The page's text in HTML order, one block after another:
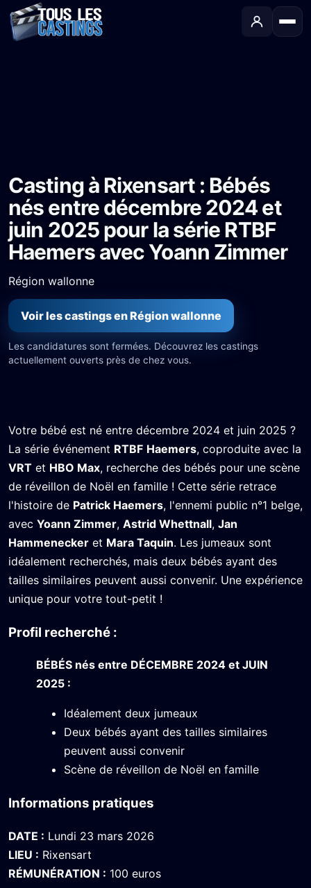
Casting à Rixensart : Bébés
nés entre décembre 2024 et
juin 2025 pour la série RTBF
Haemers avec Yoann Zimmer
Région wallonne
Voir les castings en Région wallonne
Les candidatures sont fermées. Découvrez les castings
actuellement ouverts près de chez vous.
Votre bébé est né entre décembre 2024 et juin 2025 ?
La série événement RTBF Haemers, coproduite avec la
VRT et HBO Max, recherche des bébés pour une scène
de réveillon de Noël en famille ! Cette série retrace
l'histoire de Patrick Haemers, l'ennemi public n°1 belge,
avec Yoann Zimmer, Astrid Whettnall, Jan
Hammenecker et Mara Taquin. Les jumeaux sont
idéalement recherchés, mais deux bébés ayant des
tailles similaires peuvent aussi convenir. Une expérience
unique pour votre tout-petit !
Profil recherché :
BÉBÉS nés entre DÉCEMBRE 2024 et JUIN
2025 :
Idéalement deux jumeaux
Deux bébés ayant des tailles similaires
peuvent aussi convenir
Scène de réveillon de Noël en famille
Informations pratiques
DATE : Lundi 23 mars 2026
LIEU : Rixensart
RÉMUNÉRATION : 100 euros